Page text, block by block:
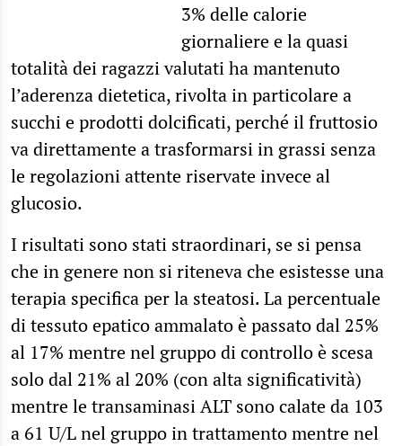
3% delle calorie
giornaliere e la quasi
totalità dei ragazzi valutati ha mantenuto
l’aderenza dietetica, rivolta in particolare a
succhi e prodotti dolcificati, perché il fruttosio
va direttamente a trasformarsi in grassi senza
le regolazioni attente riservate invece al
glucosio.
I risultati sono stati straordinari, se si pensa
che in genere non si riteneva che esistesse una
terapia specifica per la steatosi. La percentuale
di tessuto epatico ammalato è passato dal 25%
al 17% mentre nel gruppo di controllo è scesa
solo dal 21% al 20% (con alta significatività)
mentre le transaminasi ALT sono calate da 103
a 61 U/L nel gruppo in trattamento mentre nel